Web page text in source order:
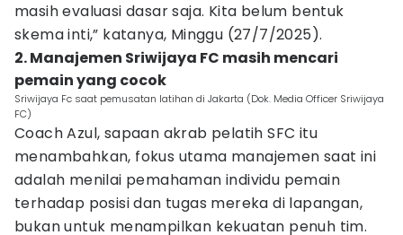
masih evaluasi dasar saja. Kita belum bentuk
skema inti,” katanya, Minggu (27/7/2025).
2. Manajemen Sriwijaya FC masih mencari
pemain yang cocok
Sriwijaya Fc saat pemusatan latihan di Jakarta (Dok. Media Officer Sriwijaya
FC)
Coach Azul, sapaan akrab pelatih SFC itu
menambahkan, fokus utama manajemen saat ini
adalah menilai pemahaman individu pemain
terhadap posisi dan tugas mereka di lapangan,
bukan untuk menampilkan kekuatan penuh tim.